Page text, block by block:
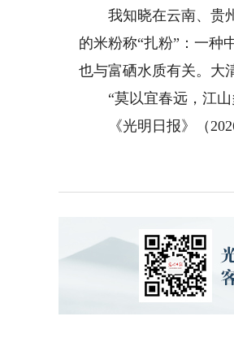
我知晓在云南、贵州
的米粉称“扎粉”：一种
也与富硒水质有关。大
“莫以宜春远，江山
《光明日报》（2026